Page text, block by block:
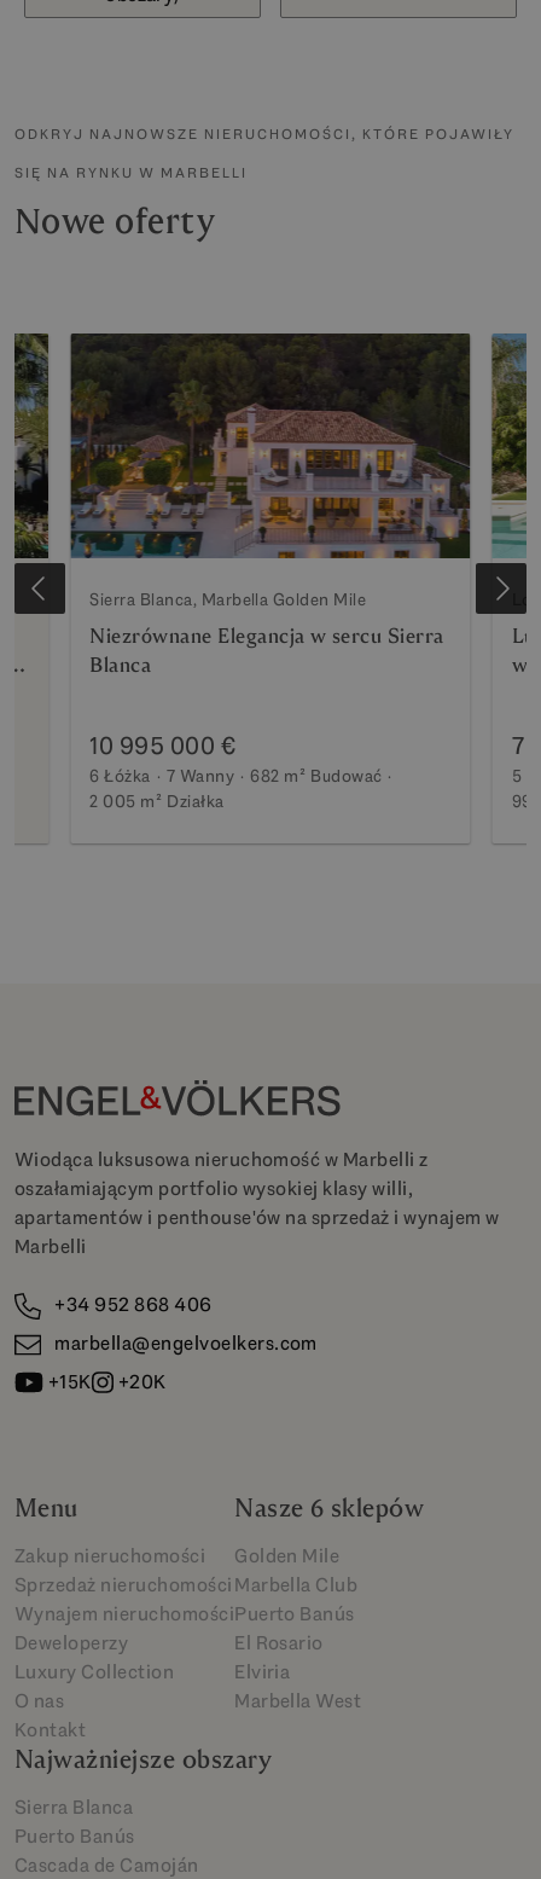
ODKRYJ NAJNOWSZE NIERUCHOMOŚCI, KTÓRE POJAWIŁY
SIĘ NA RYNKU W MARBELLI
Nowe oferty
Sierra Blanca, Marbella Golden Mile
Niezrównane Elegancja w sercu Sierra
Blanca
10 995 000 €
6 Łóżka 7 Wanny 682 m² Budować
2 005 m² Działka
7
5
Wiodąca luksusowa nieruchomość w Marbelli z
oszałamiającym portfolio wysokiej klasy willi,
apartamentów i penthouse'ów na sprzedaż i wynajem w
Marbelli
+34 952 868 406
marbella@engelvoelkers.com
+15K
+20K
Menu
Zakup nieruchomości
Sprzedaż nieruchomości
Wynajem nieruchomości
Deweloperzy
Luxury Collection
O nas
Kontakt
Nasze 6 sklepów
Golden Mile
Marbella Club
Puerto Banús
El Rosario
Elviria
Marbella West
Najważniejsze obszary
Sierra Blanca
Puerto Banús
Cascada de Camoján